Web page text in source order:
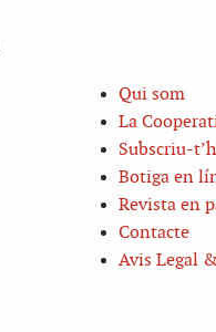
Qui som
La
Subscriu-
Botiga en
Revista en
Contacte
Avis Legal